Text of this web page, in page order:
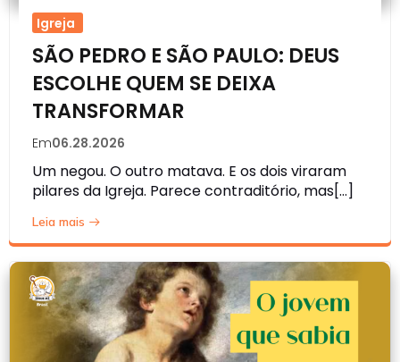
Igreja
SÃO PEDRO E SÃO PAULO: DEUS
ESCOLHE QUEM SE DEIXA
TRANSFORMAR
Em06.28.2026
Um negou. O outro matava. E os dois viraram
pilares da Igreja. Parece contraditório, mas[…]
Leia mais